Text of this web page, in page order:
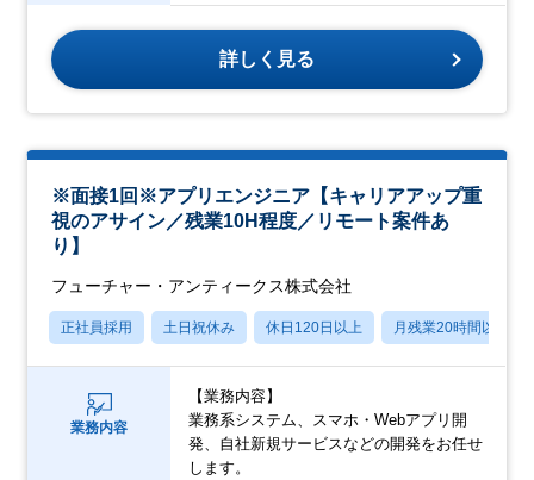
詳しく見る
※面接1回※アプリエンジニア【キャリアアップ重
視のアサイン／残業10H程度／リモート案件あ
り】
フューチャー・アンティークス株式会社
正社員採用 土日祝休み 休日120日以上 月残業20時間以内
業務内容
【業務内容】
業務系システム、スマホ・Webアプリ開
発、自社新規サービスなどの開発をお任せ
します。